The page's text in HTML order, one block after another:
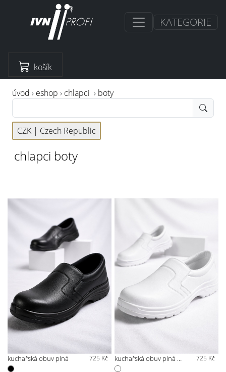
KATEGORIE
košík
úvod › eshop › chlapci › boty
CZK | Czech Republic
chlapci boty
kuchařská obuv plná 725 Kč kuchařská obuv plná bílá 725 Kč